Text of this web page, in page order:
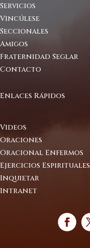
Servicios
Vincúlese
Seccionales
Amigos
Fraternidad Seglar
Contacto
Enlaces Rápidos
Videos
Oraciones
Oracional Enfermos
Ejercicios Espirituales
Inquietar
Intranet